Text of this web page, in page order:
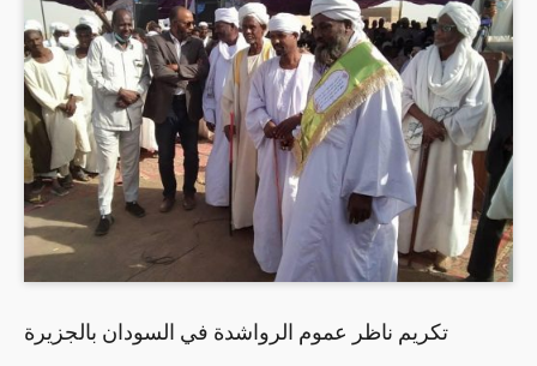
تكريم ناظر عموم الرواشدة في السودان بالجزيرة